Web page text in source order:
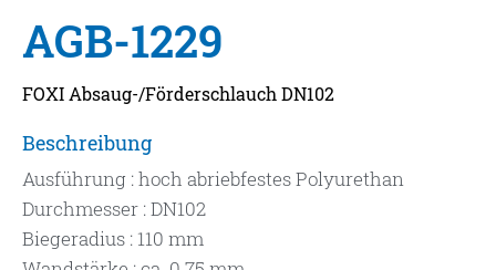
AGB-1229
FOXI Absaug-/Förderschlauch DN102
Beschreibung
Ausführung : hoch abriebfestes Polyurethan
Durchmesser : DN102
Biegeradius : 110 mm